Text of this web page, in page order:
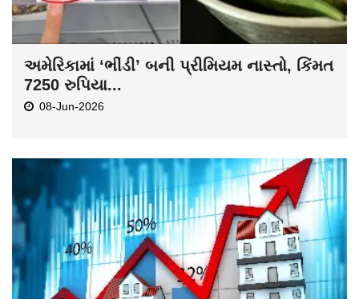
અમેરિકામાં ‘ભીંડી’ બની પ્રીમિયમ નાસ્તો, કિંમત
7250 રુપિયા...
08-Jun-2026